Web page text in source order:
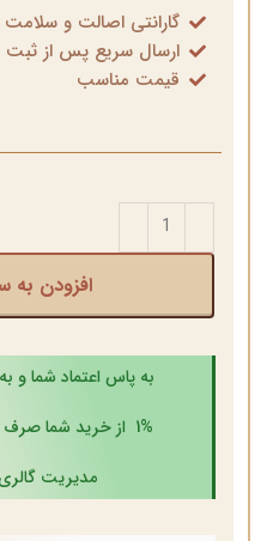
گارانتی اصالت و سلامت
ارسال سریع پس از ثبت
قیمت مناسب
افزودن به
به پاس اعتماد شما و
1% از خرید شما صرف امور خیر می شود !
مدیریت